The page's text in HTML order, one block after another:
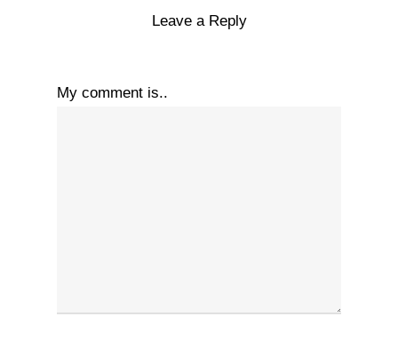
Leave a Reply
My comment is..